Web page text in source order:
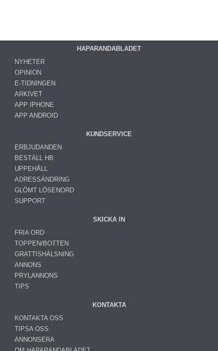
HAPARANDABLADET
NYHETER
OPINION
E-TIDNINGEN
ARKIVET
APP IPHONE
APP ANDROID
KUNDSERVICE
ERBJUDANDEN
BESTÄLL HB
UPPEHÅLL
ADRESSÄNDRING
GLÖMT LÖSENORD
SUPPORT
SKICKA IN
FRIA ORD
TOPPEN/BOTTEN
GRATTISHÄLSNING
ANNONS
PRYLANNONS
TIPS
KONTAKTA
KONTAKTA OSS
TIPSA OSS
ANNONSERA